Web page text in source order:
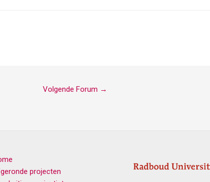
Volgende Forum →
projecten